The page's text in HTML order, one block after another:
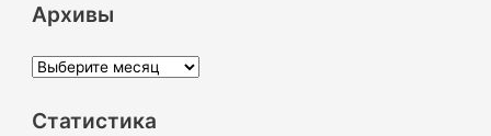
Архивы
А
х
Статистика